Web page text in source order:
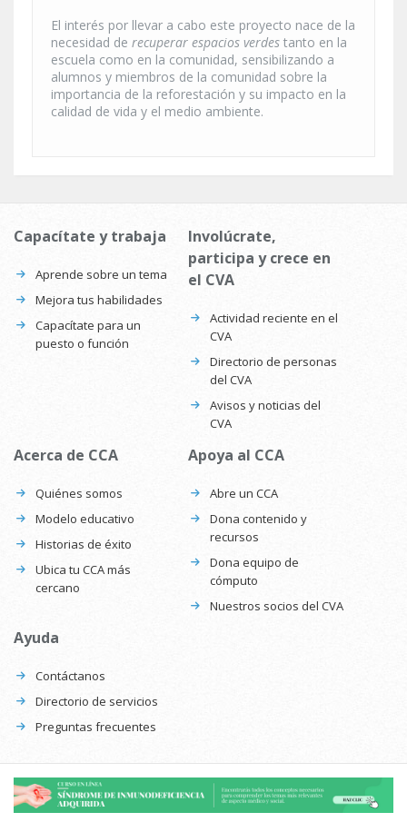
El interés por llevar a cabo este proyecto nace de la
necesidad de recuperar espacios verdes tanto en la
escuela como en la comunidad, sensibilizando a
alumnos y miembros de la comunidad sobre la
importancia de la reforestación y su impacto en la
calidad de vida y el medio ambiente.
Capacítate y trabaja
Aprende sobre un tema
Mejora tus habilidades
Capacítate para un
puesto o función
Involúcrate,
participa y crece en
el CVA
Actividad reciente en el
CVA
Directorio de personas
del CVA
Avisos y noticias del
CVA
Acerca de CCA
Quiénes somos
Modelo educativo
Historias de éxito
Ubica tu CCA más
cercano
Apoya al CCA
Abre un CCA
Dona contenido y
recursos
Dona equipo de
cómputo
Nuestros socios del CVA
Ayuda
Contáctanos
Directorio de servicios
Preguntas frecuentes